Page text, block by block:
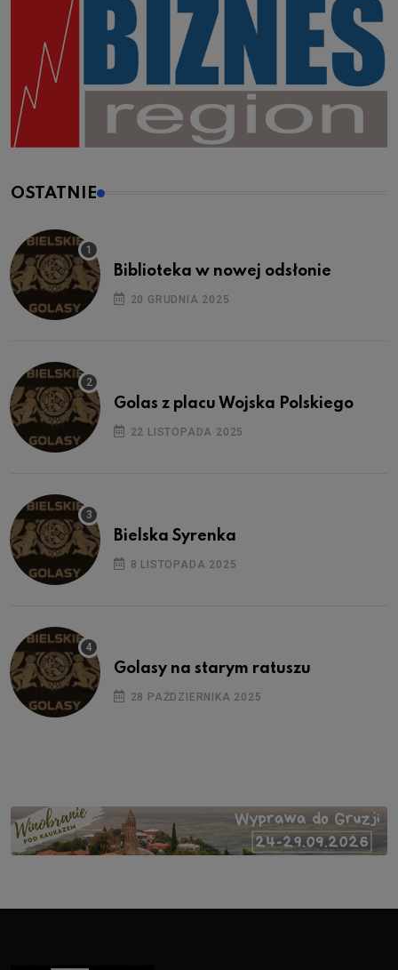
OSTATNIE
Biblioteka w nowej odsłonie
20 GRUDNIA 2025
Golas z placu Wojska Polskiego
22 LISTOPADA 2025
Bielska Syrenka
8 LISTOPADA 2025
Golasy na starym ratuszu
28 PAŹDZIERNIKA 2025